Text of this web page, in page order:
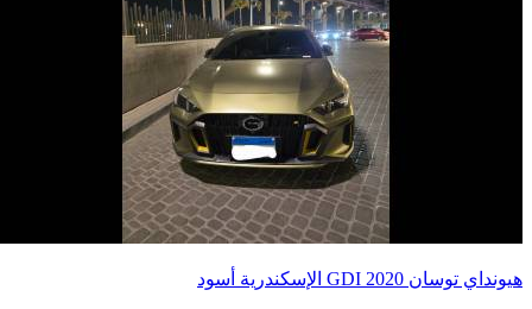
هيونداي توسان GDI 2020 الإسكندرية أسود